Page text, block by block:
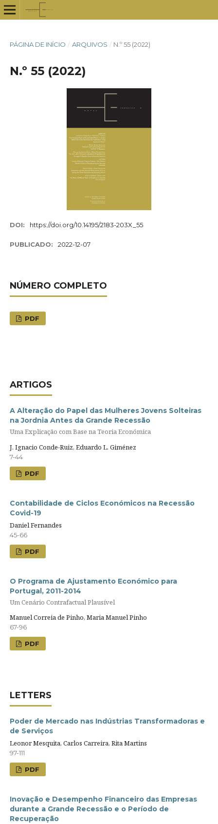
PÁGINA DE INÍCIO / ARQUIVOS / N.º 55 (2022)
N.º 55 (2022)
DOI: https://doi.org/10.14195/2183-203X_55
PUBLICADO: 2022-12-07
NÚMERO COMPLETO
PDF
ARTIGOS
A Alteração do Papel das Mulheres Jovens Solteiras
na Jordnia Antes da Grande Recessão
Uma Explicação com Base na Teoria Económica
J. Ignacio Conde-Ruiz, Eduardo L. Giménez
7-44
PDF
Contabilidade de Ciclos Económicos na Recessão
Covid-19
Daniel Fernandes
45-66
PDF
O Programa de Ajustamento Económico para
Portugal, 2011-2014
Um Cenário Contrafactual Plausível
Manuel Correia de Pinho, Maria Manuel Pinho
67-96
PDF
LETTERS
Poder de Mercado nas Indústrias Transformadoras e
de Serviços
Leonor Mesquita, Carlos Carreira, Rita Martins
97-111
PDF
Inovação e Desempenho Financeiro das Empresas
durante a Grande Recessão e o Período de
Recuperação